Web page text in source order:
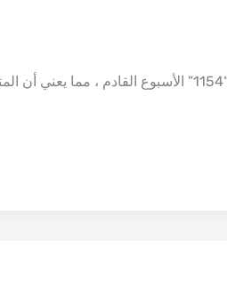
تم الإعلان عن تأجيل مانجا ون بيس الفصل “1154” الأسبوع القادم ، مما يعني